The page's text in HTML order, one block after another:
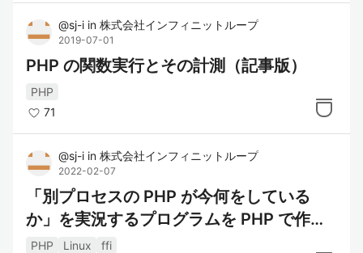
@sj-i in 株式会社インフィニットループ
2019-07-01
PHP の関数実行とその計測（記事版）
PHP
71
@sj-i in 株式会社インフィニットループ
2022-02-07
「別プロセスの PHP が今何をしている
か」を実況するプログラムを PHP で作っ
た
PHP Linux
ffi